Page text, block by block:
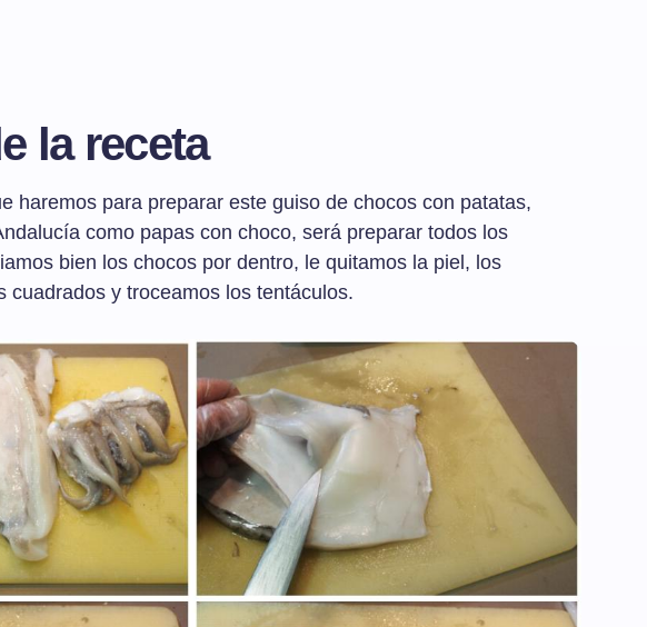
la receta
haremos para preparar este guiso de chocos con patatas,
como papas con choco, será preparar todos los
bien los chocos por dentro, le quitamos la piel, los
cuadrados y troceamos los tentáculos.